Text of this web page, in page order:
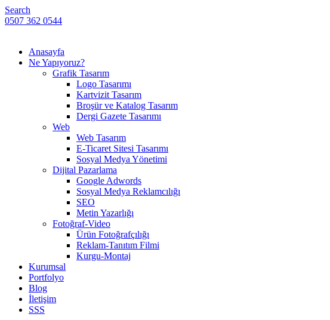
Search
0507 362 0544
Anasayfa
Ne Yapıyoruz?
Grafik Tasarım
Logo Tasarımı
Kartvizit Tasarım
Broşür ve Katalog Tasarım
Dergi Gazete Tasarımı
Web
Web Tasarım
E-Ticaret Sitesi Tasarımı
Sosyal Medya Yönetimi
Dijital Pazarlama
Google Adwords
Sosyal Medya Reklamcılığı
SEO
Metin Yazarlığı
Fotoğraf-Video
Ürün Fotoğrafçılığı
Reklam-Tanıtım Filmi
Kurgu-Montaj
Kurumsal
Portfolyo
Blog
İletişim
SSS